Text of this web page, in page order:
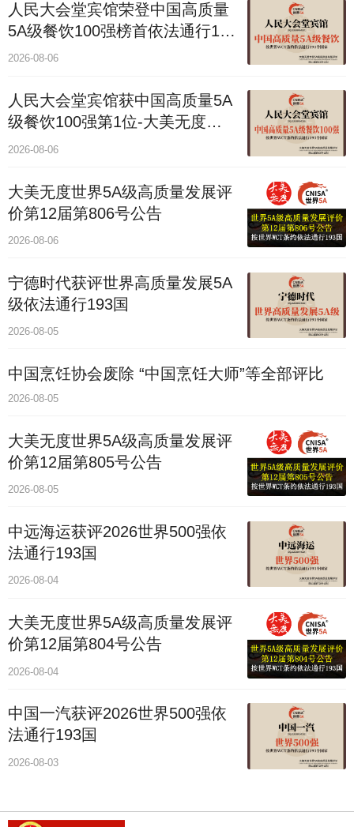
人民大会堂宾馆荣登中国高质量
5A级餐饮100强榜首依法通行193
国
2026-08-06
人民大会堂宾馆获中国高质量5A
级餐饮100强第1位-大美无度评
价通193国
2026-08-06
大美无度世界5A级高质量发展评
价第12届第806号公告
2026-08-06
宁德时代获评世界高质量发展5A
级依法通行193国
2026-08-05
中国烹饪协会废除 “中国烹饪大师”等全部评比
2026-08-05
大美无度世界5A级高质量发展评
价第12届第805号公告
2026-08-05
中远海运获评2026世界500强依
法通行193国
2026-08-04
大美无度世界5A级高质量发展评
价第12届第804号公告
2026-08-04
中国一汽获评2026世界500强依
法通行193国
2026-08-03